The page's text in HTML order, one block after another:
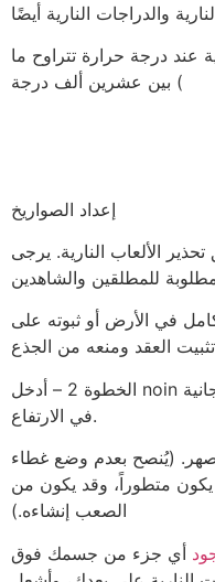
عند درجة حرارة تتراوح ما
بين عشرين ألف درجة (
إعداد الصواريخ
الألعاب النارية. يرجى
في الأرض أو ثبوته على
الخطوة 2 – أدخل noin في الأنبوب المؤكد والتأكد من أنها مجانية
في الارتفاع.
(يُنصح بعدم وضع غطاء
يكون متطوراً، وقد يكون من
الصعب إنشاءه.)
أي جزء من جسمك فوق